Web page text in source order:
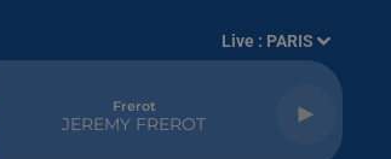
Live : PARIS
Frerot
JEREMY FREROT